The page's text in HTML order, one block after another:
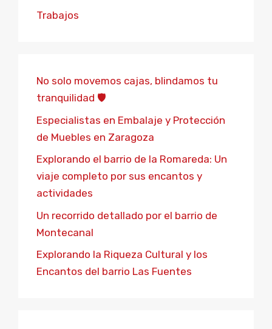
Trabajos
No solo movemos cajas, blindamos tu
tranquilidad 🛡️
Especialistas en Embalaje y Protección
de Muebles en Zaragoza
Explorando el barrio de la Romareda: Un
viaje completo por sus encantos y
actividades
Un recorrido detallado por el barrio de
Montecanal
Explorando la Riqueza Cultural y los
Encantos del barrio Las Fuentes